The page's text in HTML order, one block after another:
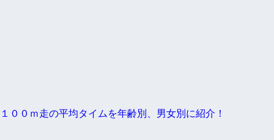
１００ｍ走の平均タイムを年齢別、男女別に紹介！